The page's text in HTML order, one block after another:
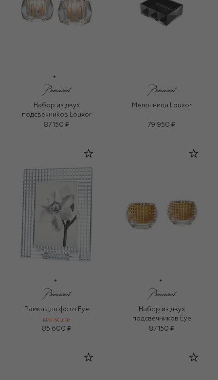
Набор из двух
подсвечников Louxor
87 150 ₽
Мелочница Louxor
79 950 ₽
Рамка для фото Eye
BEST-SELLER
85 600 ₽
Набор из двух
подсвечников Eye
87 150 ₽